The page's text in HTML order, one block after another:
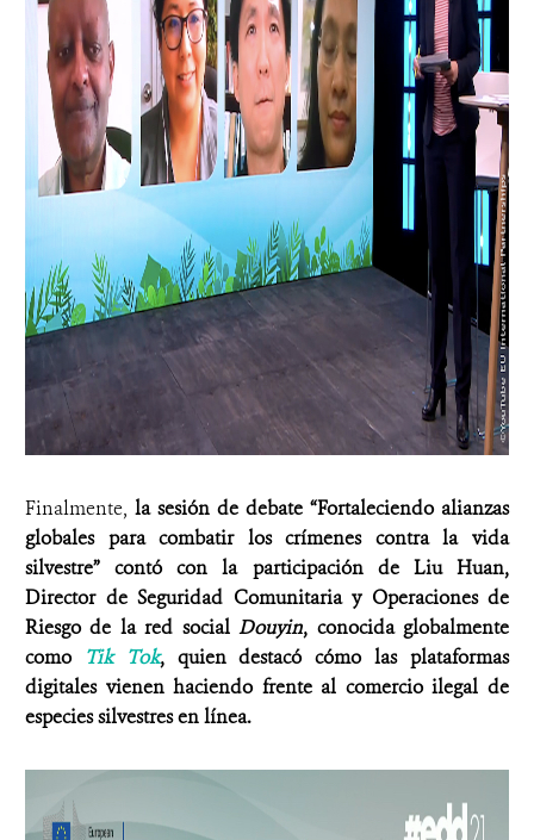
Finalmente, la sesión de debate “Fortaleciendo alianzas
globales para combatir los crímenes contra la vida
silvestre” contó con la participación de Liu Huan,
Director de Seguridad Comunitaria y Operaciones de
Riesgo de la red socialDouyin, conocida globalmente
como Tik Tok, quien destacó cómo las plataformas
digitales vienen haciendo frente al comercio ilegal de
especies silvestres en línea.